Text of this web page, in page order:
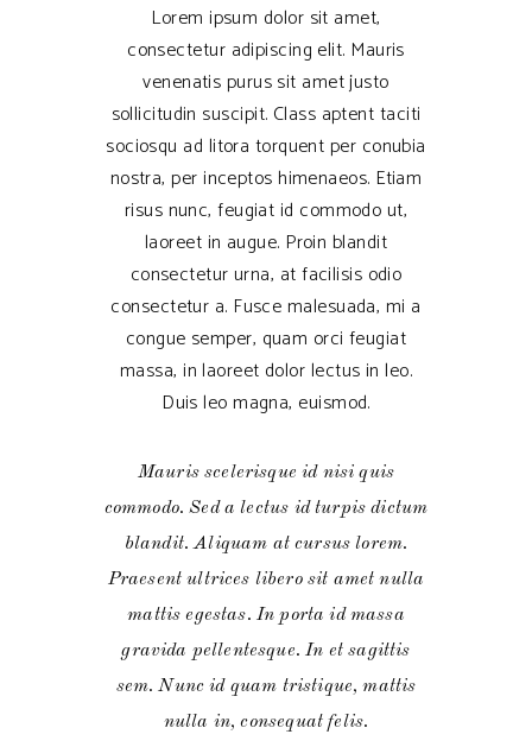
Lorem ipsum dolor sit amet,
consectetur adipiscing elit. Mauris
venenatis purus sit amet justo
sollicitudin suscipit. Class aptent taciti
sociosqu ad litora torquent per conubia
nostra, per inceptos himenaeos. Etiam
risus nunc, feugiat id commodo ut,
laoreet in augue. Proin blandit
consectetur urna, at facilisis odio
consectetur a. Fusce malesuada, mi a
congue semper, quam orci feugiat
massa, in laoreet dolor lectus in leo.
Duis leo magna, euismod.
Mauris scelerisque id nisi quis
commodo. Sed a lectus id turpis dictum
blandit. Aliquam at cursus lorem.
Praesent ultrices libero sit amet nulla
mattis egestas. In porta id massa
gravida pellentesque. In et sagittis
sem. Nunc id quam tristique, mattis
nulla in, consequat felis.